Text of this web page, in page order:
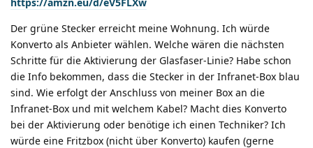
Der grüne Stecker erreicht meine Wohnung. Ich würde
Konverto als Anbieter wählen. Welche wären die nächsten
Schritte für die Aktivierung der Glasfaser-Linie? Habe schon
die Info bekommen, dass die Stecker in der Infranet-Box blau
sind. Wie erfolgt der Anschluss von meiner Box an die
Infranet-Box und mit welchem Kabel? Macht dies Konverto
bei der Aktivierung oder benötige ich einen Techniker? Ich
würde eine Fritzbox (nicht über Konverto) kaufen (gerne